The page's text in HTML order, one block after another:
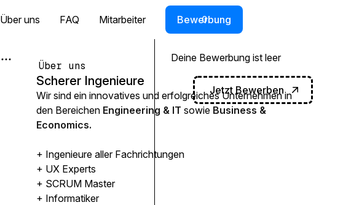
Über uns FAQ Mitarbeiter Bewerbung
0
Deine Bewerbung ist leer
Jetzt Bewerben
Über uns
Scherer Ingenieure
Wir sind ein innovatives und erfolgreiches Unternehmen in
den Bereichen Engineering & IT sowie Business &
Economics.
+ Ingenieure aller Fachrichtungen
+ UX Experts
+ SCRUM Master
+ Informatiker